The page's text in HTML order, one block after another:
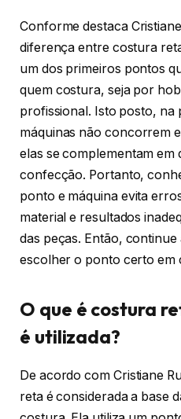
Conforme destaca
diferença entre costura
um dos primeiros pontos
quem costura, seja por
profissional. Isto posto, na
máquinas não concorrem
elas se complementam em
confecção. Portanto,
ponto e máquina evita
material e resultados
das peças. Então,
escolher o ponto certo em
O que é costura
é utilizada?
De acordo com Cristiane
reta é considerada a base